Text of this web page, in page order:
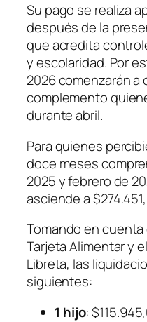
Su pago se realiza
después de la
que acredita
y escolaridad. Por
2026 comenzarán a
complemento
durante abril.
Para quienes
doce meses
2025 y febrero de
asciende a
Tomando en
Tarjeta Alimentar y
Libreta, las
siguientes:
1 hijo: